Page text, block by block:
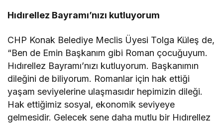
Hıdırellez Bayramı’nızı kutluyorum
CHP Konak Belediye Meclis Üyesi Tolga Küleş de,
“Ben de Emin Başkanım gibi Roman çocuğuyum.
Hıdırellez Bayramı’nızı kutluyorum. Başkanımın
dileğini de biliyorum. Romanlar için hak ettiği
yaşam seviyelerine ulaşmasıdır hepimizin dileği.
Hak ettiğimiz sosyal, ekonomik seviyeye
gelmesidir. Gelecek sene daha mutlu bir Hıdırellez